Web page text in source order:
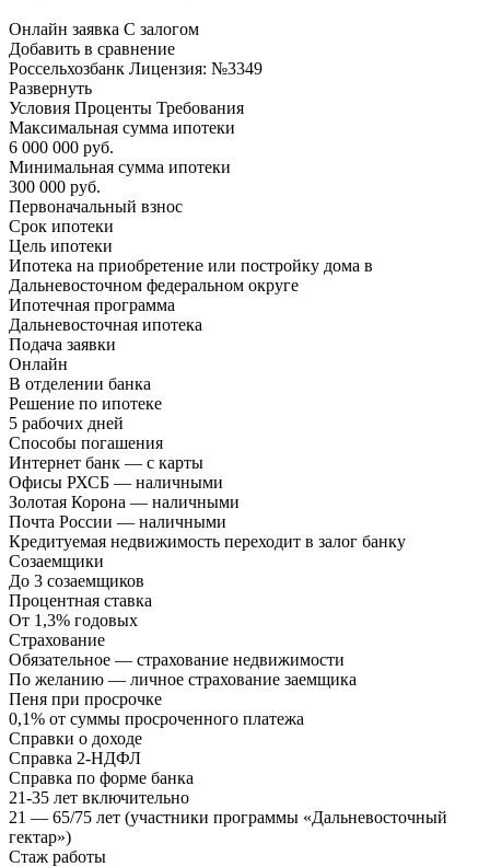
Онлайн заявка С залогом
Добавить в сравнение
Россельхозбанк Лицензия: №3349
Развернуть
Условия Проценты Требования
Максимальная сумма ипотеки
6 000 000 руб.
Минимальная сумма ипотеки
300 000 руб.
Первоначальный взнос
Срок ипотеки
Цель ипотеки
Ипотека на приобретение или постройку дома в
Дальневосточном федеральном округе
Ипотечная программа
Дальневосточная ипотека
Подача заявки
Онлайн
В отделении банка
Решение по ипотеке
5 рабочих дней
Способы погашения
Интернет банк — с карты
Офисы РХСБ — наличными
Золотая Корона — наличными
Почта России — наличными
Кредитуемая недвижимость переходит в залог банку
Созаемщики
До 3 созаемщиков
Процентная ставка
От 1,3% годовых
Страхование
Обязательное — страхование недвижимости
По желанию — личное страхование заемщика
Пеня при просрочке
0,1% от суммы просроченного платежа
Справки о доходе
Справка 2-НДФЛ
Справка по форме банка
21-35 лет включительно
21 — 65/75 лет (участники программы «Дальневосточный
гектар»)
Стаж работы